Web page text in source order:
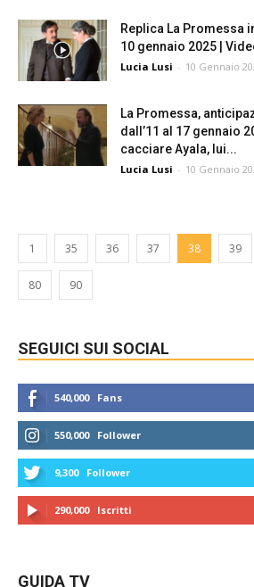
Replica La Promessa
10 gennaio 2025 |
Lucia Lusi - 10 Gennaio
La Promessa,
dall’11 al 17 gennaio
cacciare Ayala, lui...
Lucia Lusi - 10 Gennaio
1 35 36 37 38 39
80 90
SEGUICI SUI SOCIAL
540,000 Fans
550,000 Follower
9,300 Follower
290,000 Iscritti
GUIDA TV